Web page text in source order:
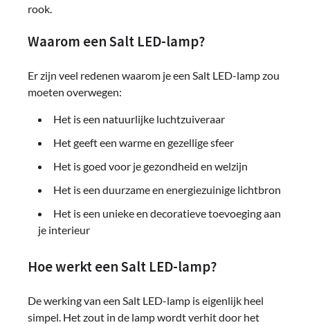
rook.
Waarom een Salt LED-lamp?
Er zijn veel redenen waarom je een Salt LED-lamp zou
moeten overwegen:
Het is een natuurlijke luchtzuiveraar
Het geeft een warme en gezellige sfeer
Het is goed voor je gezondheid en welzijn
Het is een duurzame en energiezuinige lichtbron
Het is een unieke en decoratieve toevoeging aan
je interieur
Hoe werkt een Salt LED-lamp?
De werking van een Salt LED-lamp is eigenlijk heel
simpel. Het zout in de lamp wordt verhit door het